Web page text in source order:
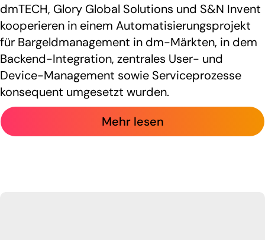
dmTECH, Glory Global Solutions und S&N Invent
kooperieren in einem Automatisierungsprojekt
für Bargeldmanagement in dm-Märkten, in dem
Backend-Integration, zentrales User- und
Device-Management sowie Serviceprozesse
konsequent umgesetzt wurden.
Mehr lesen